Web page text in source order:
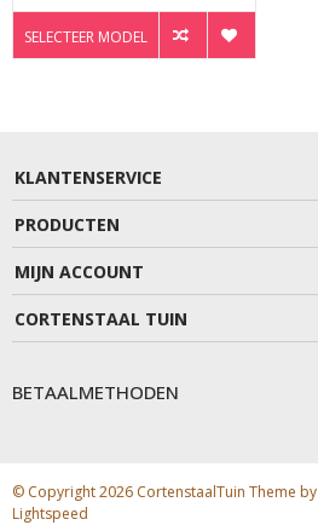
SELECTEER MODEL
KLANTENSERVICE
PRODUCTEN
MIJN ACCOUNT
CORTENSTAAL TUIN
BETAALMETHODEN
© Copyright 2026 CortenstaalTuin Theme by
Lightspeed